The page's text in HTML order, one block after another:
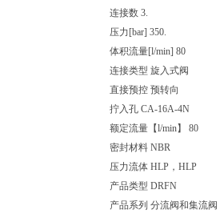
连接数 3.
压力[bar] 350.
体积流量[l/min] 80
连接类型 旋入式阀
直接预控 预转向
拧入孔 CA-16A-4N
额定流量【l/min】 80
密封材料 NBR
压力流体 HLP，HLP
产品类型 DRFN
产品系列 分流阀和集流阀